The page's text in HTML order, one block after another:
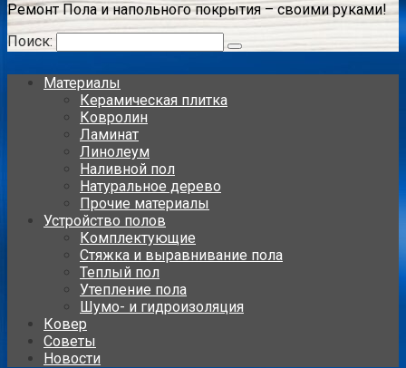
Ремонт Пола и напольного покрытия – своими руками!
Поиск:
Материалы
Керамическая плитка
Ковролин
Ламинат
Линолеум
Наливной пол
Натуральное дерево
Прочие материалы
Устройство полов
Комплектующие
Стяжка и выравнивание пола
Теплый пол
Утепление пола
Шумо- и гидроизоляция
Ковер
Советы
Новости